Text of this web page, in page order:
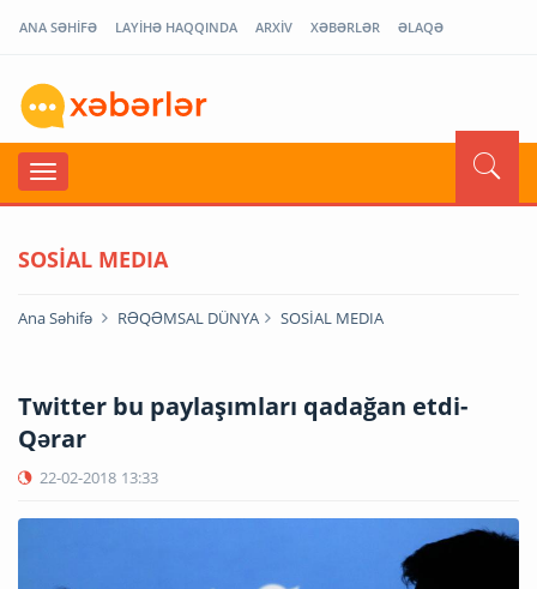
ANA SƏHİFƏ LAYİHƏ HAQQINDA ARXİV XƏBƏRLƏR ƏLAQƏ
SOSİAL MEDIA
Ana Səhifə RƏQƏMSAL DÜNYA SOSİAL MEDIA
Twitter bu paylaşımları qadağan etdi-
Qərar
22-02-2018 13:33